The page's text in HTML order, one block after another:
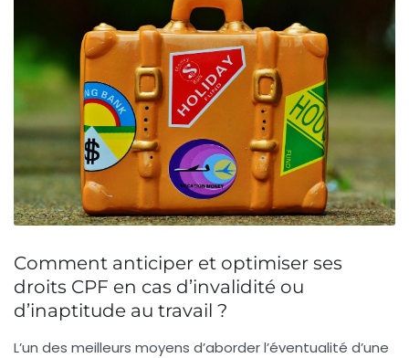
Comment anticiper et optimiser ses
droits CPF en cas d’invalidité ou
d’inaptitude au travail ?
L’un des meilleurs moyens d’aborder l’éventualité d’une